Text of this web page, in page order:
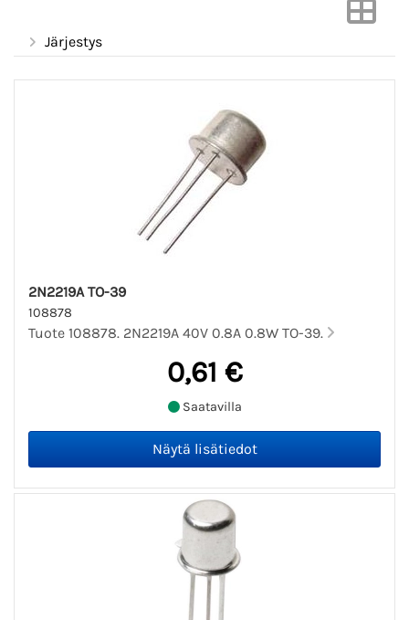
Järjestys
2N2219A TO-39
108878
Tuote 108878. 2N2219A 40V 0.8A 0.8W TO-39.
0,61 €
Saatavilla